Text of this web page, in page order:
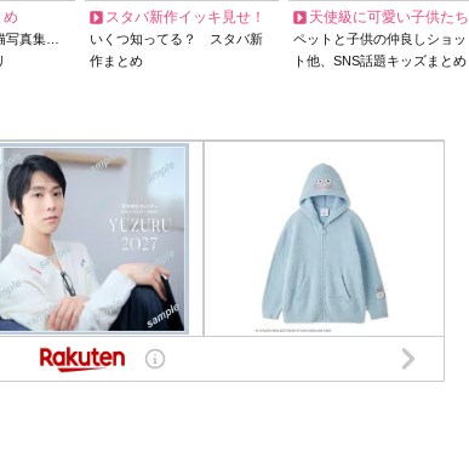
め
写真集…
スタバ新作イッキ見せ！
いくつ知ってる？ スタバ新
作まとめ
天使級に可愛い子供たち
ペットと子供の仲良しショッ
ト他、SNS話題キッズまとめ